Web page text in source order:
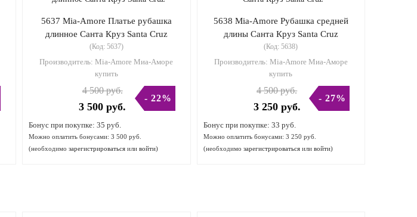
5637 Mia-Amore Платье рубашка
длинное Санта Круз Santa Cruz
(Код: 5637)
Производитель:Mia-Amore Миа-Аморе
купить
4 500 руб.
3 500 руб.
- 22%
Бонус при покупке: 35 руб.
Можно оплатить бонусами: 3 500 руб.
(необходимо зарегистрироваться или войти)
5638 Mia-Amore Рубашка средней
длины Санта Круз Santa Cruz
(Код:5638)
Производитель: Mia-Amore Миа-Аморе
купить
4 500 руб.
3 250 руб.
- 27%
Бонус при покупке: 33 руб.
Можно оплатить бонусами: 3 250 руб.
(необходимо зарегистрироватьсяили войти)